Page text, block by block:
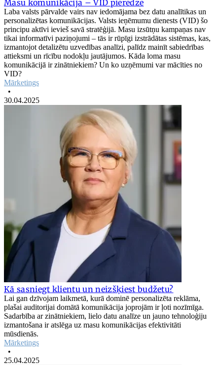
Masu komunikācija – VID pieredze
Laba valsts pārvalde vairs nav iedomājama bez datu analītikas un
personalizētas komunikācijas. Valsts ieņēmumu dienests (VID) šo
principu aktīvi ievieš savā stratēģijā. Masu izsūtņu kampaņas nav
tikai informatīvi paziņojumi – tās ir rūpīgi izstrādātas sistēmas, kas,
izmantojot detalizētu uzvedības analīzi, palīdz mainīt sabiedrības
attieksmi un rīcību nodokļu jautājumos. Kāda loma masu
komunikācijā ir zinātniekiem? Un ko uzņēmumi var mācīties no
VID?
Mārketings
•
30.04.2025
Kā sasniegt klientu un neizšķiest budžetu?
Lai gan dzīvojam laikmetā, kurā dominē personalizēta reklāma,
plašai auditorijai domātā komunikācija joprojām ir ļoti nozīmīga.
Sadarbība ar zinātniekiem, lielo datu analīze un jauno tehnoloģiju
izmantošana ir atslēga uz masu komunikācijas efektivitāti
mūsdienās.
Mārketings
•
25.04.2025